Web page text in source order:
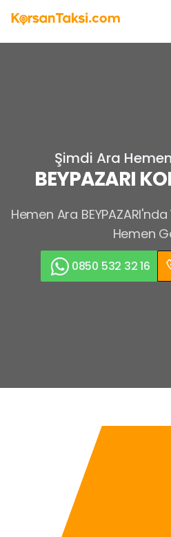
Şimdi Ara
BEYPAZARI
Hemen Ara
Hemen
0850 532 32 16